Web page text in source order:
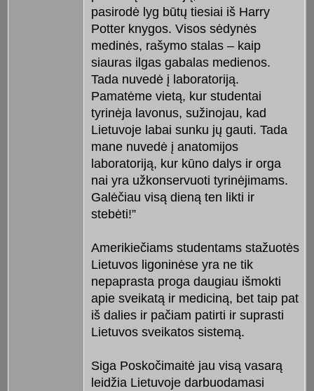
pasirodė lyg būtų tiesiai iš Harry
Potter knygos. Visos sėdynės
medinės, rašymo stalas – kaip
siauras ilgas gabalas medienos.
Tada nuvedė į laboratoriją.
Pamatėme vietą, kur studentai
tyrinėja lavonus, sužinojau, kad
Lietuvoje labai sunku jų gauti. Tada
mane nuvedė į anatomijos
laboratoriją, kur kūno dalys ir orga
nai yra užkonservuoti tyrinėjimams.
Galėčiau visą dieną ten likti ir
stebėti!”
Amerikiečiams studentams stažuotės
Lietuvos ligoninėse yra ne tik
nepaprasta proga daugiau išmokti
apie sveikatą ir mediciną, bet taip pat
iš dalies ir pačiam patirti ir suprasti
Lietuvos sveikatos sistemą.
Siga Poskočimaitė jau visą vasarą
leidžia Lietuvoje darbuodamasi